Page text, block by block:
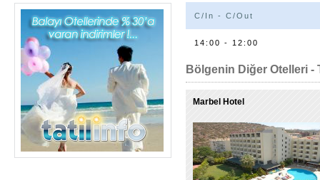
C/In - C/Out
14:00 - 12:00
Bölgenin Diğer Otelleri -
Marbel Hotel